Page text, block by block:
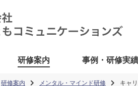
研修案内 事例・研修実績
研修案内 メンタル・マインド研修 キャ